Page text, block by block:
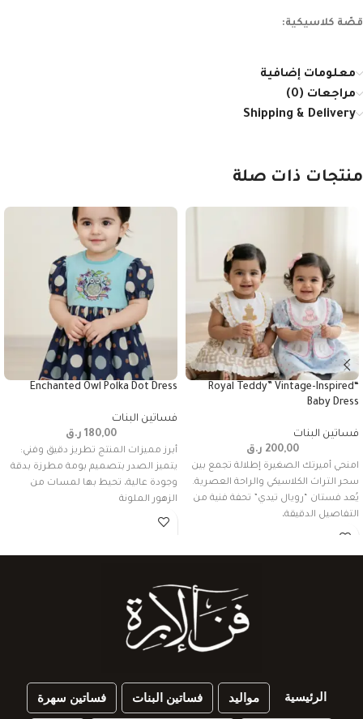
قصّة كلاسيكية:
معلومات إضافية
مراجعات (0)
Shipping & Delivery
منتجات ذات صلة
“Royal Teddy” Vintage-Inspired
Baby Dress
فساتين البنات
200,00 ر.ق
امنحي أميرتك الصغيرة إطلالة تجمع بين
سحر التراث الكلاسيكي والراحة العصرية.
يُعد فستان “رويال تيدي” تحفة فنية من
التفاصيل الدقيقة،
Enchanted Owl Polka Dot Dress
فساتين البنات
180,00 ر.ق
أبرز مميزات المنتج تطريز دقيق وفني:
يتميز الصدر بتصميم بومة مطرزة بدقة
وجودة عالية، تحيط بها لمسات من
الزهور الملونة
الرئيسية مواليد فساتين البنات فساتين سهرة